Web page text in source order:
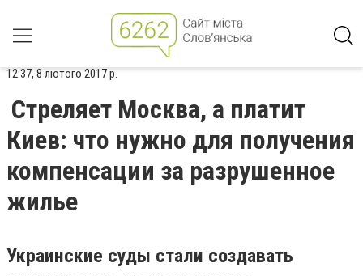
12:37, 8 лютого 2017 р.
Стреляет Москва, а платит
Киев: что нужно для получения
компенсации за разрушенное
жилье
Украинские суды стали создавать